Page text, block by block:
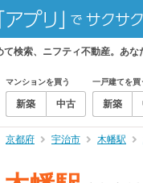
検索、ニフティ不動産。あな
マンションを買う
新築 中古
一戸建てを買
新築
京都府 宇治市 木幡駅